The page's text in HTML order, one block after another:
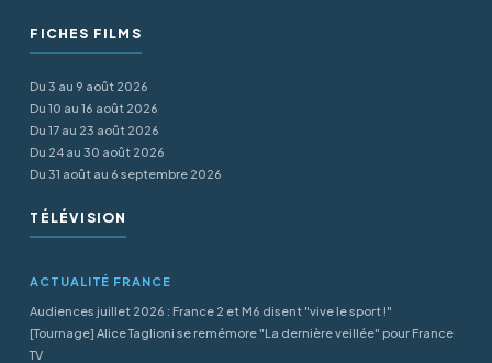
FICHES FILMS
Du 3 au 9 août 2026
Du 10 au 16 août 2026
Du 17 au 23 août 2026
Du 24 au 30 août 2026
Du 31 août au 6 septembre 2026
TÉLÉVISION
ACTUALITÉ FRANCE
Audiences juillet 2026 : France 2 et M6 disent "vive le sport !"
[Tournage] Alice Taglioni se remémore "La dernière veillée" pour France
TV